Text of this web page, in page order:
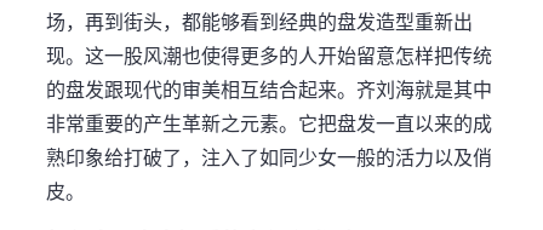
场，再到街头，都能够看到经典的盘发造型重新出
现。这一股风潮也使得更多的人开始留意怎样把传统
的盘发跟现代的审美相互结合起来。齐刘海就是其中
非常重要的产生革新之元素。它把盘发一直以来的成
熟印象给打破了，注入了如同少女一般的活力以及俏
皮。